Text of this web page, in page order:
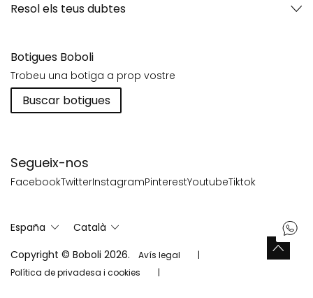
Segueix-nos
FacebookTwitterInstagramPinterestYoutubeTiktok
Resol els teus dubtes
Botigues Boboli
Trobeu una botiga a prop vostre
Buscar botigues
España
Català
Copyright © Boboli 2026.
Avís legal
Política de privadesa i cookies